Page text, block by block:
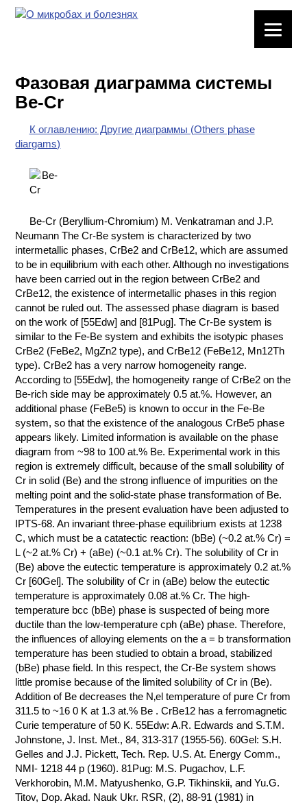
ХИМИЧЕСКАЯ
ПОСУДА
ВРЕДНЫЕ
ФАКТОРЫ
ХИМИЯ НА
ПРОИЗВОДСТВЕ
И ХИМИЧЕСКАЯ
ТЕХНОЛОГИЯ
КОНТАКТЫ
Фазовая диаграмма системы
Be-Cr
К оглавлению: Другие диаграммы (Others phase
diargams)
Be-Cr (Beryllium-Chromium) M. Venkatraman and J.P.
Neumann The Cr-Be system is characterized by two
intermetallic phases, CrBe2 and CrBe12, which are assumed
to be in equilibrium with each other. Although no investigations
have been carried out in the region between CrBe2 and
CrBe12, the existence of intermetallic phases in this region
cannot be ruled out. The assessed phase diagram is based
on the work of [55Edw] and [81Pug]. The Cr-Be system is
similar to the Fe-Be system and exhibits the isotypic phases
CrBe2 (FeBe2, MgZn2 type), and CrBe12 (FeBe12, Mn12Th
type). CrBe2 has a very narrow homogeneity range.
According to [55Edw], the homogeneity range of CrBe2 on the
Be-rich side may be approximately 0.5 at.%. However, an
additional phase (FeBe5) is known to occur in the Fe-Be
system, so that the existence of the analogous CrBe5 phase
appears likely. Limited information is available on the phase
diagram from ~98 to 100 at.% Be. Experimental work in this
region is extremely difficult, because of the small solubility of
Cr in solid (Be) and the strong influence of impurities on the
melting point and the solid-state phase transformation of Be.
Temperatures in the present evaluation have been adjusted to
IPTS-68. An invariant three-phase equilibrium exists at 1238
C, which must be a catatectic reaction: (bBe) (~0.2 at.% Cr) =
L (~2 at.% Cr) + (aBe) (~0.1 at.% Cr). The solubility of Cr in
(Be) above the eutectic temperature is approximately 0.2 at.%
Cr [60Gel]. The solubility of Cr in (aBe) below the eutectic
temperature is approximately 0.08 at.% Cr. The high-
temperature bcc (bBe) phase is suspected of being more
ductile than the low-temperature cph (aBe) phase. Therefore,
the influences of alloying elements on the a = b transformation
temperature has been studied to obtain a broad, stabilized
(bBe) phase field. In this respect, the Cr-Be system shows
little promise because of the limited solubility of Cr in (Be).
Addition of Be decreases the N‚el temperature of pure Cr from
311.5 to ~16 0 K at 1.3 at.% Be . CrBe12 has a ferromagnetic
Curie temperature of 50 K. 55Edw: A.R. Edwards and S.T.M.
Johnstone, J. Inst. Met., 84, 313-317 (1955-56). 60Gel: S.H.
Gelles and J.J. Pickett, Tech. Rep. U.S. At. Energy Comm.,
NMI- 1218 44 p (1960). 81Pug: M.S. Pugachov, L.F.
Verkhorobin, M.M. Matyushenko, G.P. Tikhinskii, and Yu.G.
Titov, Dop. Akad. Nauk Ukr. RSR, (2), 88-91 (1981) in